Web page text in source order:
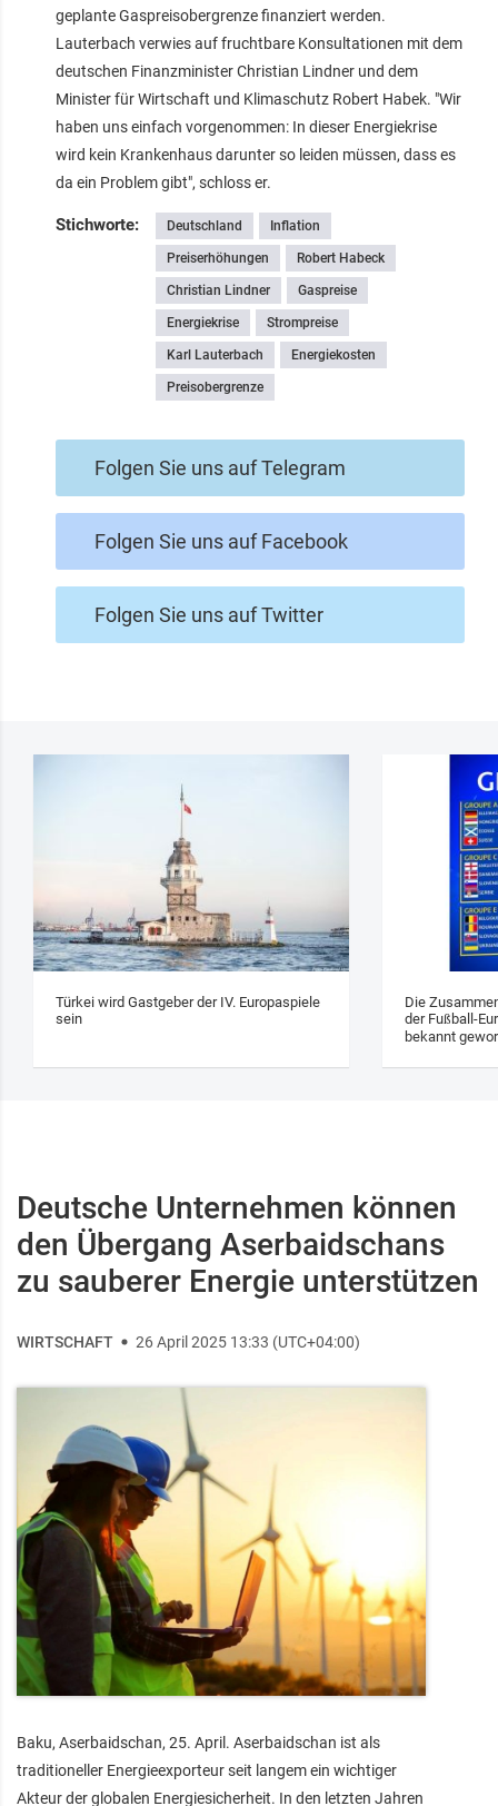
geplante Gaspreisobergrenze finanziert werden.
Lauterbach verwies auf fruchtbare Konsultationen mit dem
deutschen Finanzminister Christian Lindner und dem
Minister für Wirtschaft und Klimaschutz Robert Habek. "Wir
haben uns einfach vorgenommen: In dieser Energiekrise
wird kein Krankenhaus darunter so leiden müssen, dass es
da ein Problem gibt", schloss er.
Stichworte: Deutschland Inflation
Preiserhöhungen Robert Habeck
Christian Lindner Gaspreise
Energiekrise Strompreise
Karl Lauterbach Energiekosten
Preisobergrenze
Folgen Sie uns auf Telegram
Folgen Sie uns auf Facebook
Folgen Sie uns auf Twitter
Türkei wird Gastgeber der IV. Europaspiele
sein
Die
der Fußball-
bekannt
Deutsche Unternehmen können
den Übergang Aserbaidschans
zu sauberer Energie unterstützen
WIRTSCHAFT 26 April 2025 13:33 (UTC+04:00)
Baku, Aserbaidschan, 25. April. Aserbaidschan ist als
traditioneller Energieexporteur seit langem ein wichtiger
Akteur der globalen Energiesicherheit. In den letzten Jahren